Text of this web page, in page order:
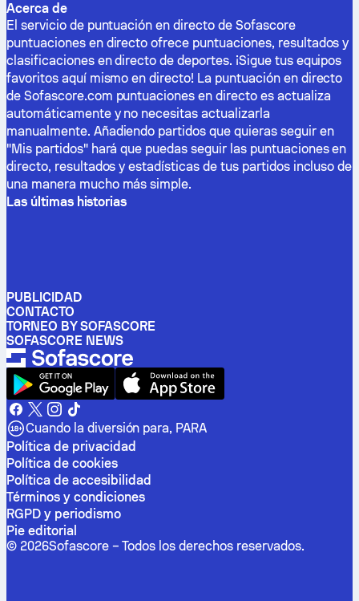
Acerca de
El servicio de puntuación en directo de Sofascore
puntuaciones en directo ofrece puntuaciones, resultados y
clasificaciones en directo de deportes. ¡Sigue tus equipos
favoritos aquí mismo en directo! La puntuación en directo
de Sofascore.com puntuaciones en directo es actualiza
automáticamente y no necesitas actualizarla
manualmente. Añadiendo partidos que quieras seguir en
"Mis partidos" hará que puedas seguir las puntuaciones en
directo, resultados y estadísticas de tus partidos incluso de
una manera mucho más simple.
Las últimas historias
PUBLICIDAD
CONTACTO
TORNEO BY SOFASCORE
SOFASCORE NEWS
Cuando la diversión para, PARA
Política de privacidad
Política de cookies
Política de accesibilidad
Términos y condiciones
RGPD y periodismo
Pie editorial
© 2026Sofascore – Todos los derechos reservados.